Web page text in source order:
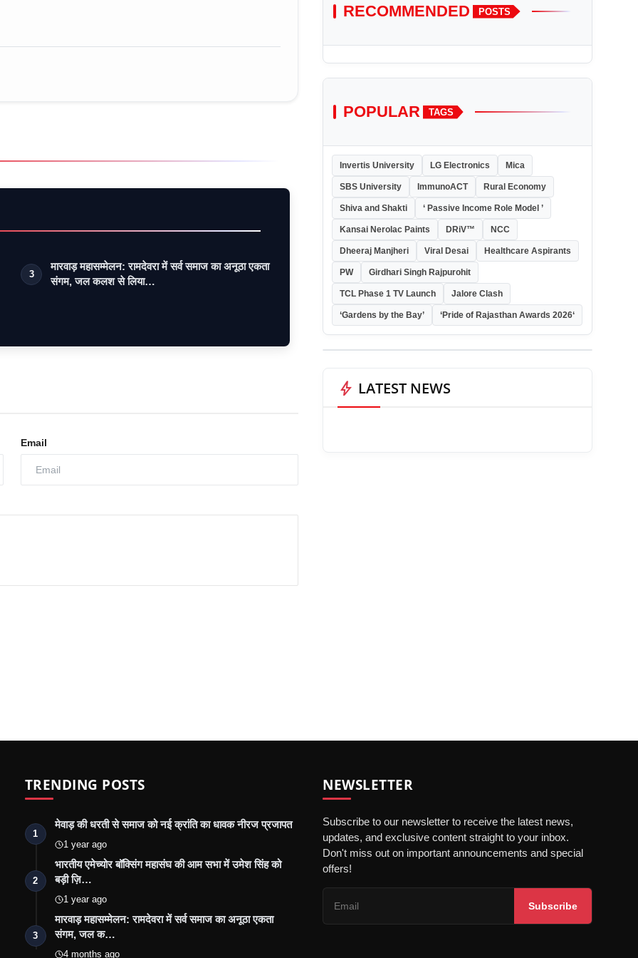
3
मारवाड़ महासम्मेलन: रामदेवरा में सर्व समाज का अनूठा एकता
संगम, जल कलश से लिया…
Email
RECOMMENDED POSTS
POPULAR TAGS
Invertis University LG Electronics Mica
SBS University ImmunoACT Rural Economy
Shiva and Shakti ‘ Passive Income Role Model ’
Kansai Nerolac Paints DRiV™ NCC
Dheeraj Manjheri Viral Desai Healthcare Aspirants
PW Girdhari Singh Rajpurohit
TCL Phase 1 TV Launch Jalore Clash
‘Gardens by the Bay’ ‘Pride of Rajasthan Awards 2026‘
bolt LATEST NEWS
TRENDING POSTS
1
मेवाड़ की धरती से समाज को नई क्रांति का धावक नीरज प्रजापत
1 year ago
2
भारतीय एमेच्योर बॉक्सिंग महासंघ की आम सभा में उमेश सिंह को
बड़ी ज़ि…
1 year ago
3
मारवाड़ महासम्मेलन: रामदेवरा में सर्व समाज का अनूठा एकता
संगम, जल क…
4 months ago
NEWSLETTER
Subscribe to our newsletter to receive the latest news,
updates, and exclusive content straight to your inbox.
Don't miss out on important announcements and special
offers!
Subscribe